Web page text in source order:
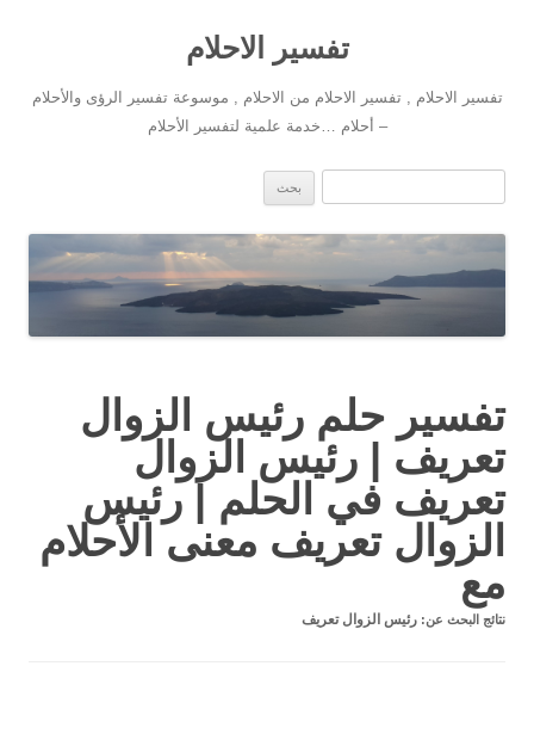
تفسير الاحلام
تفسير الاحلام , تفسير الاحلام من الاحلام , موسوعة تفسير الرؤى والأحلام
– أحلام …خدمة علمية لتفسير الأحلام
انتقل إلى المحتوى
تفسير حلم رئيس الزوال
تعريف | رئيس الزوال
تعريف في الحلم | رئيس
الزوال تعريف معنى الأحلام
مع
نتائج البحث عن: رئيس الزوال تعريف